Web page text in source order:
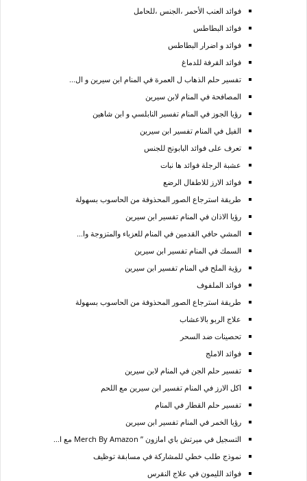
فوائد العنب الأحمر ،الجنس ،للحامل
فوائد البطاطس
فوائد و اضرار البطاطس
فوائد القرفة للدماغ
تفسير حلم الذهاب ل العمرة في المنام ابن سيرين و ال...
المصافحة في المنام لابن سيرين
رؤيا الجوز في المنام تفسير النابلسي و ابن شاهين
الفيل في المنام تفسير ابن سيرين
تعرف على فوائد البابونج للجنس
عشبة الرجلة فوائد ها نبات
فوائد الارز للاطفال الرضع
طريقة استرجاع الصور المحذوفة من الحاسوب بسهولة
رؤيا الاذان في المنام تفسير ابن سيرين
المشي حافي القدمين في المنام للعزباء والمتزوجة وا...
السمك في المنام تفسير ابن سيرين
رؤية الملح في المنام تفسير ابن سيرين
فوائد الملفوف
طريقة استرجاع الصور المحذوفة من الحاسوب بسهولة
علاج الربو بالاعشاب
تحصينات ضد السحر
فوائد الاملج
تفسير حلم الجن في المنام لابن سيرين
اكل الارز في المنام تفسير ابن سيرين مع اللحم
تفسير حلم القطار في المنام
رؤيا الخمر في المنام تفسير ابن سيرين
التسجيل في ميرتش باي امازون ” Merch By Amazon مع ا...
نموذج طلب خطي للمشاركة في مسابقة توظيف
فوائد الليمون في علاج النقرس